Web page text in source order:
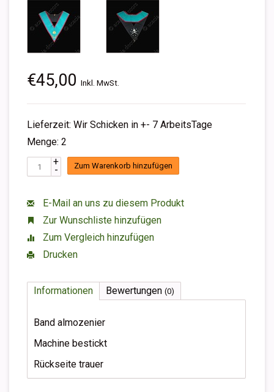
€45,00 Inkl. MwSt.
Lieferzeit: Wir Schicken in +- 7 ArbeitsTage
Menge: 2
+
- Zum Warenkorb hinzufügen
E-Mail an uns zu diesem Produkt
Zur Wunschliste hinzufügen
Zum Vergleich hinzufügen
Drucken
Informationen Bewertungen (0)
Band almozenier
Machine bestickt
Rückseite trauer